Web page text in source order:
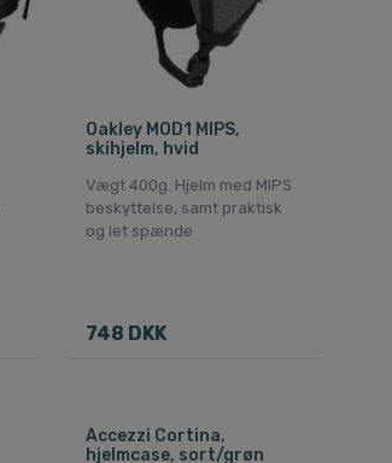
Oakley MOD1 MIPS,
skihjelm, hvid
Vægt 400g. Hjelm med MIPS
beskyttelse, samt praktisk
og let spænde
748 DKK
Accezzi Cortina,
hjelmcase, sort/grøn